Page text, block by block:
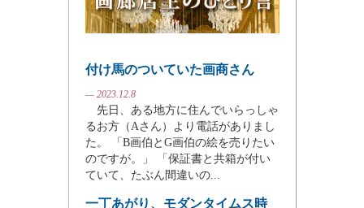
付け馬のついていた画商さん
— 2023.12.8
先日、ある地方に住んでいらっしゃ
るお方（Aさん）より電話がありまし
た。 「B画伯とG画伯の絵を売りたい
のですが。」 「保証書と共箱が付い
ていて、たぶん間違いの...
一丁あがり、モダンタイムス時